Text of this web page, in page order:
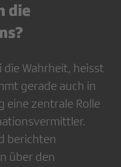
die
die Wahrheit, heisst
gerade auch in
zentrale Rolle
berichten
über den